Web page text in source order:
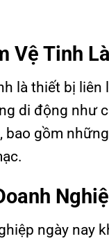
Vệ Tinh
là thiết bị
di động như
bao gồm
ngày nay